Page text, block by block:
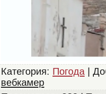
Категория: Погода |
вебкамер